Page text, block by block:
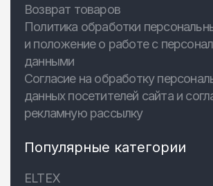
Возврат товаров
Политика обработки
и положение о работе с
данными
Согласие на обработку
данных посетителей сайта и
рекламную рассылку
Популярные категории
ELTEX